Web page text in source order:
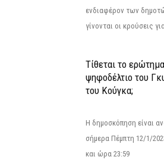
ενδιαφέρον των
γίνονται οι κρούσεις
Τίθεται το
ψηφοδέλτιο του
του Κούγκα;
Η δημοσκόπηση είναι
σήμερα Πέμπτη 12/1/
και ώρα 23:59